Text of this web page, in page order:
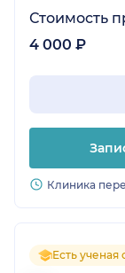
Стоимость
4 000 ₽
Клиника
Есть ученая